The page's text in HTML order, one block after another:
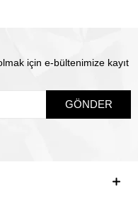
için e-bültenimize kayıt
GÖNDER